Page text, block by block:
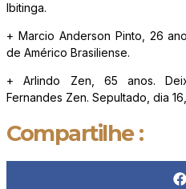
Ibitinga.
+ Marcio Anderson Pinto, 26
de Américo Brasiliense.
+ Arlindo Zen, 65 anos.
Fernandes Zen. Sepultado, dia
Compartilhe :